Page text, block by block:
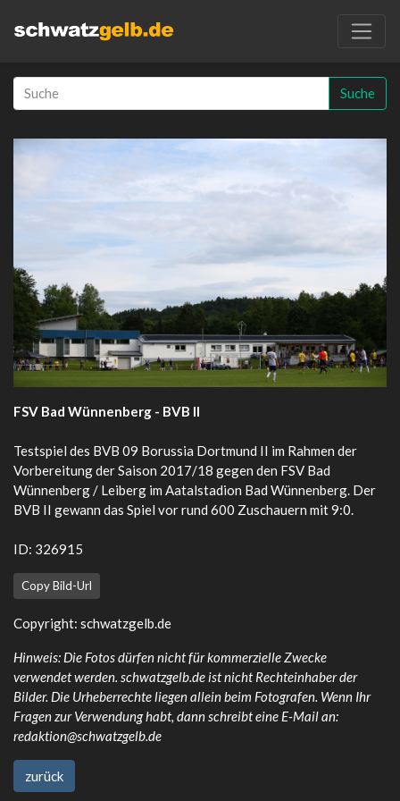
Suche
FSV Bad Wünnenberg - BVB II
Testspiel des BVB 09 Borussia Dortmund II im Rahmen der
Vorbereitung der Saison 2017/18 gegen den FSV Bad
Wünnenberg / Leiberg im Aatalstadion Bad Wünnenberg. Der
BVB II gewann das Spiel vor rund 600 Zuschauern mit 9:0.
ID: 326915
Copy Bild-Url
Copyright: schwatzgelb.de
Hinweis: Die Fotos dürfen nicht für kommerzielle Zwecke
verwendet werden. schwatzgelb.de ist nicht Rechteinhaber der
Bilder. Die Urheberrechte liegen allein beim Fotografen. Wenn Ihr
Fragen zur Verwendung habt, dann schreibt eine E-Mail an:
redaktion@schwatzgelb.de
zurück